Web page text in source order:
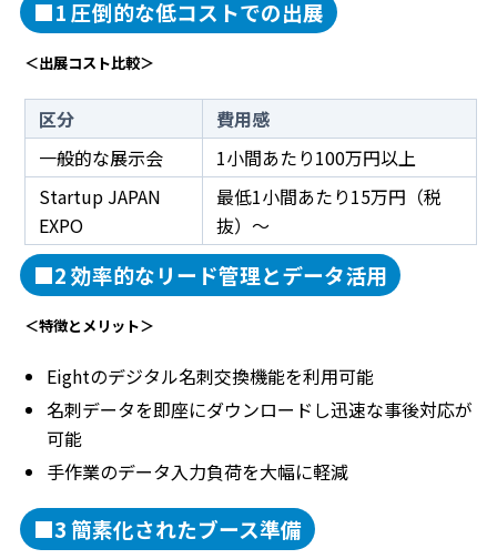
■1 圧倒的な低コストでの出展
＜出展コスト比較＞
区分
費用感
一般的な展示会
1小間あたり100万円以上
Startup JAPAN
EXPO
最低1小間あたり15万円（税
抜）～
■2 効率的なリード管理とデータ活用
＜特徴とメリット＞
Eightのデジタル名刺交換機能を利用可能
名刺データを即座にダウンロードし迅速な事後対応が
可能
手作業のデータ入力負荷を大幅に軽減
■3 簡素化されたブース準備